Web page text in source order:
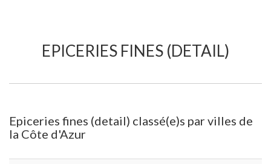
EPICERIES FINES (DETAIL)
Epiceries fines (detail) classé(e)s par villes de
la Côte d'Azur